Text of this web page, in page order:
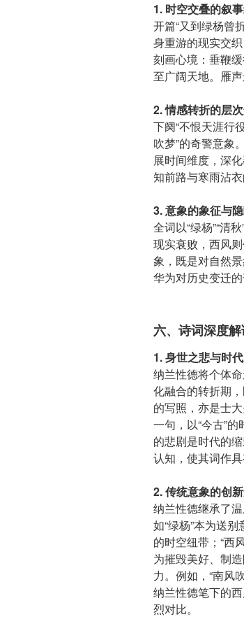
1. 时空交叠的叙
开篇“又到绿杨曾
身重游的现实交
刻画心境：垂鞭
至广阔天地。雁
2. 情感转折的层
下阕“不恨天涯行
吹梦”的奇警意象
展时间维度，深
知前路与寒雨沾
3. 意象的象征与
全词以“绿杨”“清
现实衰败，西风
象，既是对自然
华为对历史变迁的
六、诗词深度
1. 身世之悲与时
纳兰性德将个体
化融合的转折期
的写照，亦是士
一句，以“今古”
的悲剧是时代的
认知，使其词作具
2. 传统意象的创
纳兰性德继承了
如“绿杨”本为送
的时空纽带；“西
为摧毁美好、制
力。例如，“南风
纳兰性德笔下的
烈对比。